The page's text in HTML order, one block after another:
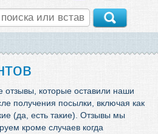
отзывы, которые оставили наши
получения посылки, включая как
(да, есть такие). Отзывы мы
кроме случаев когда